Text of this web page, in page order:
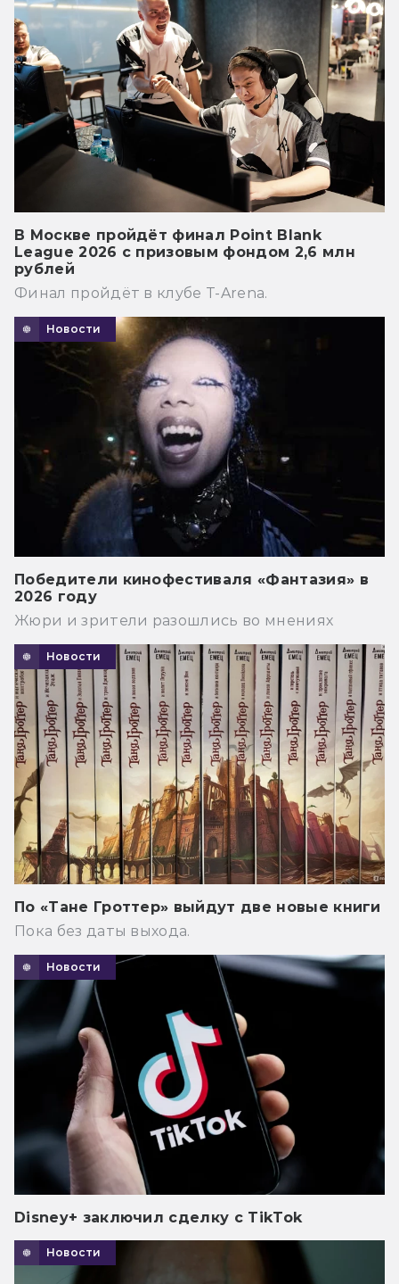
В Москве пройдёт финал Point Blank
League 2026 с призовым фондом 2,6 млн
рублей
Финал пройдёт в клубе T-Arena.
Новости
Победители кинофестиваля «Фантазия» в
2026 году
Жюри и зрители разошлись во мнениях
Новости
По «Тане Гроттер» выйдут две новые книги
Пока без даты выхода.
Новости
Disney+ заключил сделку с TikTok
Новости